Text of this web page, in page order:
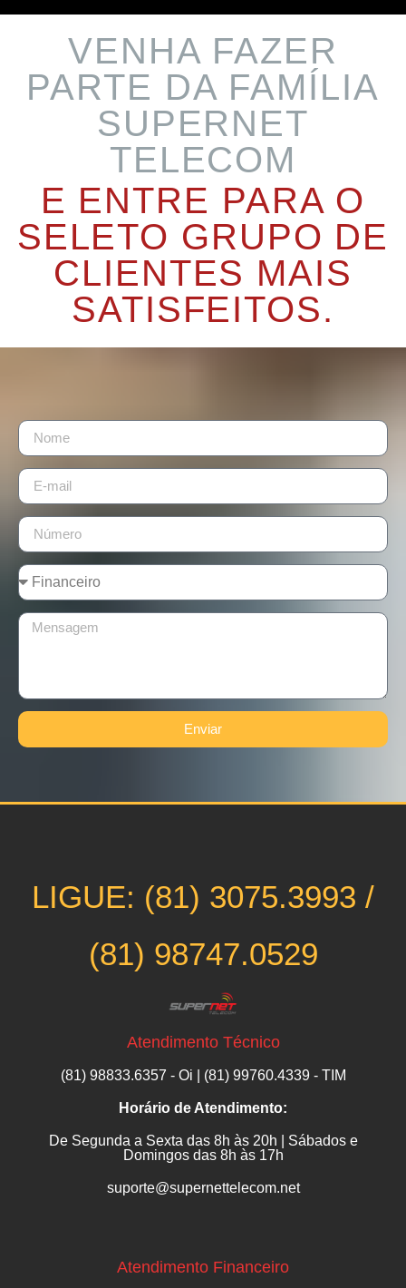
VENHA FAZER
PARTE DA FAMÍLIA
SUPERNET
TELECOM
E ENTRE PARA O
SELETO GRUPO DE
CLIENTES MAIS
SATISFEITOS.
Enviar
LIGUE: (81) 3075.3993 /
(81) 98747.0529
Atendimento Técnico
(81) 98833.6357 - Oi | (81) 99760.4339 - TIM
Horário de Atendimento:
​​​​​​​De Segunda a Sexta das 8h às 20h | Sábados e
Domingos das 8h às 17h
suporte@supernettelecom.net
Atendimento Financeiro